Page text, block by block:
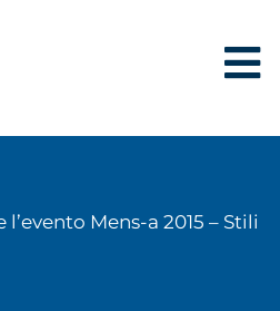
l’evento Mens-a 2015 – Stili